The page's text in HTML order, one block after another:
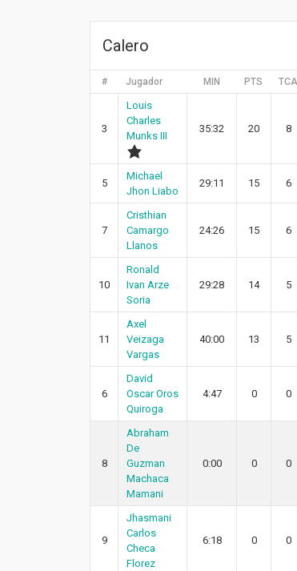
Calero
# Jugador MIN PTS TCA
3
Louis
Charles
Munks III
35:32 20 8
5
Michael
Jhon Liabo
29:11 15 6
7
Cristhian
Camargo
Llanos
24:26 15 6
10
Ronald
Ivan Arze
Soria
29:28 14 5
11
Axel
Veizaga
Vargas
40:00 13 5
6
David
Oscar Oros
Quiroga
4:47 0 0
8
Abraham
De
Guzman
Machaca
Mamani
0:00 0 0
9
Jhasmani
Carlos
Checa
Florez
6:18 0 0